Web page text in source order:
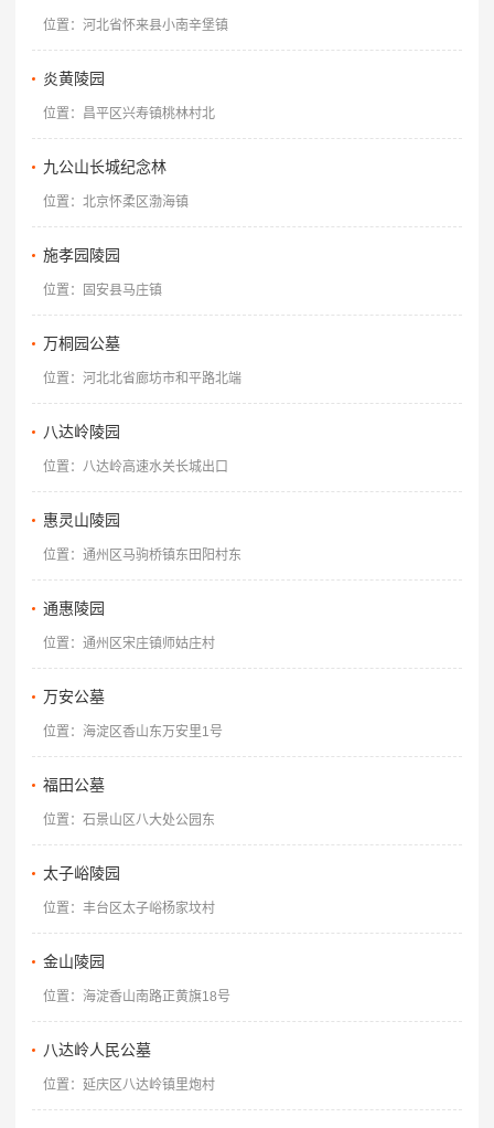
位置：河北省怀来县小南辛堡镇
炎黄陵园
位置：昌平区兴寿镇桃林村北
九公山长城纪念林
位置：北京怀柔区渤海镇
施孝园陵园
位置：固安县马庄镇
万桐园公墓
位置：河北北省廊坊市和平路北端
八达岭陵园
位置：八达岭高速水关长城出口
惠灵山陵园
位置：通州区马驹桥镇东田阳村东
通惠陵园
位置：通州区宋庄镇师姑庄村
万安公墓
位置：海淀区香山东万安里1号
福田公墓
位置：石景山区八大处公园东
太子峪陵园
位置：丰台区太子峪杨家坟村
金山陵园
位置：海淀香山南路正黄旗18号
八达岭人民公墓
位置：延庆区八达岭镇里炮村